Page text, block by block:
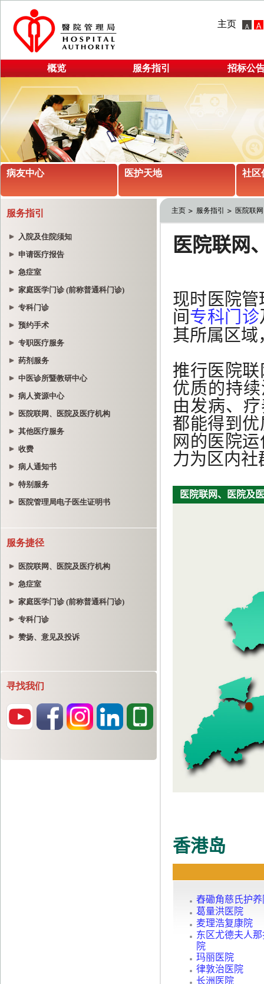
主页
概览 服务指引 招标公
病友中心 医护天地 社区
服务指引
入院及住院须知
申请医疗报告
急症室
家庭医学门诊 (前称普通科门诊)
专科门诊
预约手术
专职医疗服务
药剂服务
中医诊所暨教研中心
病人资源中心
医院联网、医院及医疗机构
其他医疗服务
收费
病人通知书
特别服务
医院管理局电子医生证明书
服务捷径
医院联网、医院及医疗机构
急症室
家庭医学门诊 (前称普通科门诊)
专科门诊
赞扬、意见及投诉
寻找我们
主页 服务指引 医院联